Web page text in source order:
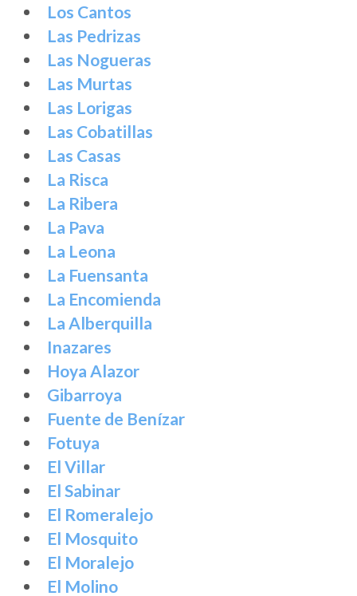
Los Cantos
Las Pedrizas
Las Nogueras
Las Murtas
Las Lorigas
Las Cobatillas
Las Casas
La Risca
La Ribera
La Pava
La Leona
La Fuensanta
La Encomienda
La Alberquilla
Inazares
Hoya Alazor
Gibarroya
Fuente de Benízar
Fotuya
El Villar
El Sabinar
El Romeralejo
El Mosquito
El Moralejo
El Molino